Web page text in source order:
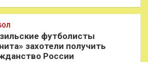
футболисты
захотели получить
России